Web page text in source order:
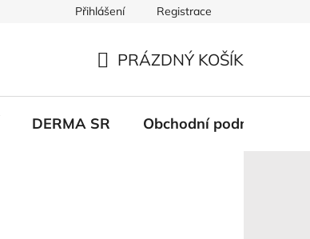
Přihlášení Registrace
KOŠÍK
PRÁZDNÝ KOŠÍK
DERMA SR Obchodní podmínky